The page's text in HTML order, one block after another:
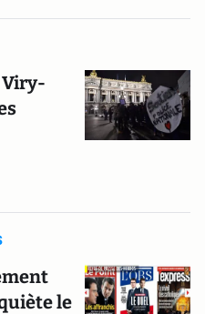
Viry-
le